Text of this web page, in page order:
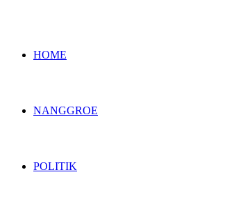
HOME
NANGGROE
POLITIK